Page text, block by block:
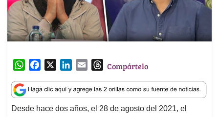
W
a
t
s
c
e
b
n
k
e
a
i
l
T
r
e
a
Compártelo
Desde hace dos años, el 28 de agosto del 2021, el